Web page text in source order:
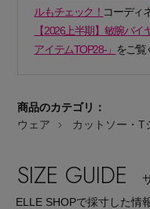
ルもチェック！ コーディ
【2026上半期】敏腕バ
アイテムTOP28-」 をご覧
商品のカテゴリ：
ウェア
カットソー・T
SIZE GUIDE
ELLE SHOPで採寸した情